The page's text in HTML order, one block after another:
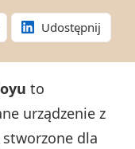
Udostępnij
to
urządzenie z
dla